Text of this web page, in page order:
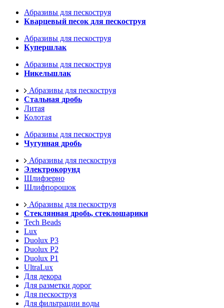
Абразивы для пескоструя
Кварцевый песок для пескоструя
Абразивы для пескоструя
Купершлак
Абразивы для пескоструя
Никельшлак
Абразивы для пескоструя
Стальная дробь
Литая
Колотая
Абразивы для пескоструя
Чугунная дробь
Абразивы для пескоструя
Электрокорунд
Шлифзерно
Шлифпорошок
Абразивы для пескоструя
Стеклянная дробь, стеклошарики
Tech Beads
Lux
Duolux P3
Duolux P2
Duolux P1
UltraLux
Для декора
Для разметки дорог
Для пескоструя
Для фильтрации воды